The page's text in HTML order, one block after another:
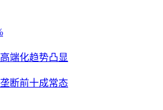
端化趋势凸显
断前十成常态